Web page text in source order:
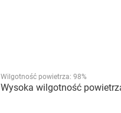
Wilgotność powietrza: 98%
Wysoka wilgotność